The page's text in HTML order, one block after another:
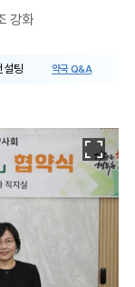
강화
설팅 약국 Q&A